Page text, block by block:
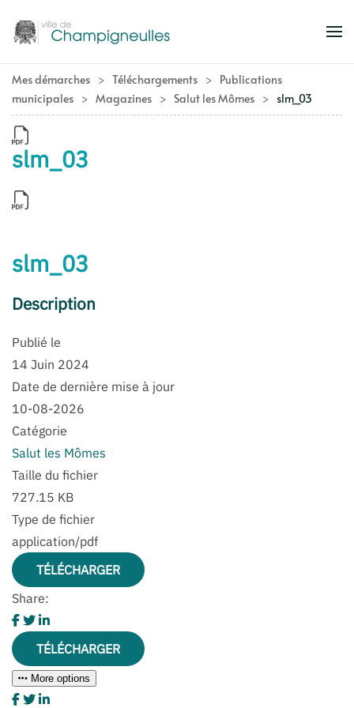
Accéder au contenu principal
Mes démarches Téléchargements
Publications
municipales
Magazines Salut les Mômes slm_03
slm_03
slm_03
Description
Publié le
14 Juin 2024
Date de dernière mise à jour
10-08-2026
Catégorie
Salut les Mômes
Taille du fichier
727.15 KB
Type de fichier
application/pdf
TÉLÉCHARGER
Share:
TÉLÉCHARGER
More options